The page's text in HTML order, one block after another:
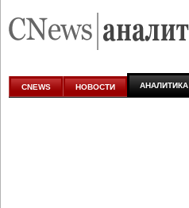
аналитике
CNEWS НОВОСТИ АНАЛИТИКА